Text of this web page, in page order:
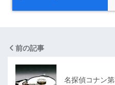
前の記事
名探偵コナン